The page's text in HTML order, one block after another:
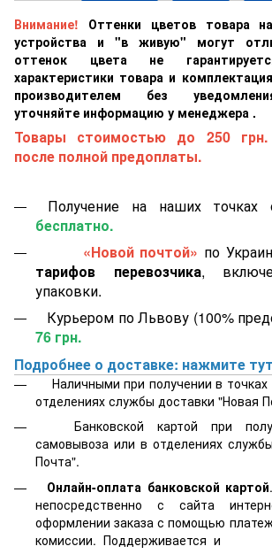
Внимание!
Оттенки цветов товара
устройства и "в живую" могут
оттенок цвета не
характеристики товара и
производителем без
уточняйте информацию у менеджера .
Товары стоимостью до 250 грн.
после полной предоплаты.
Получение на наших
бесплатно.
«Новой почтой» по
тарифов перевозчика,
упаковки.
Курьером по Львову (100%
76 грн.
Подробнее о доставке: нажмите тут
Наличными при получении в точках
отделениях службы доставки "Новая
Банковской картой при
самовывоза или в отделениях
Почта".
Онлайн-оплата банковской картой
непосредственно с сайта
оформлении заказа с помощью
комиссии. Поддерживается и